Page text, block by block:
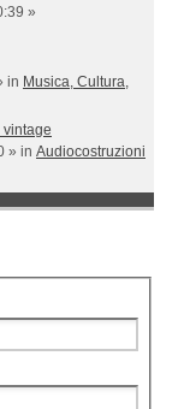
»
in Musica, Cultura,
» in Audiocostruzioni